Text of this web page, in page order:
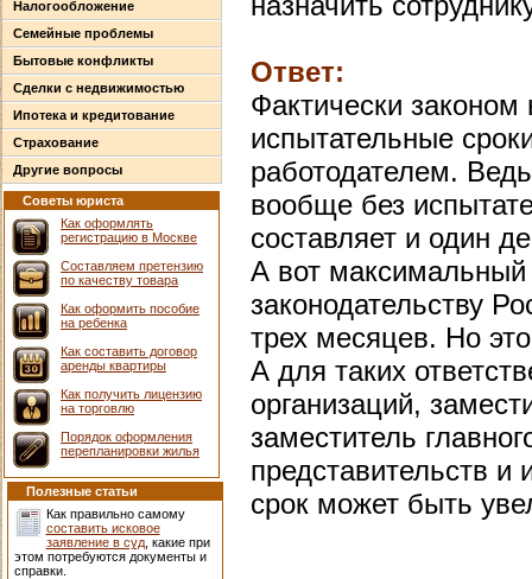
Налогообложение
Семейные проблемы
Бытовые конфликты
Сделки с недвижимостью
Ипотека и кредитование
Страхование
Другие вопросы
Советы юриста
Как оформлять
регистрацию в Москве
Составляем претензию
по качеству товара
Как оформить пособие
на ребенка
Как составить договор
аренды квартиры
Как получить лицензию
на торговлю
Порядок оформления
перепланировки жилья
Полезные статьи
Как правильно самому
составить исковое
заявление в суд, какие при
этом потребуются документы и
справки.
Ответ:
Фактически
испытательные
работодателем.
вообще без
составляет и один
А вот максимальный
законодательству
трех месяцев. Но
А для таких
организаций,
заместитель
представительств и
срок может быть